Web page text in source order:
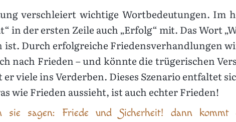
verschleiert wichtige Wortbedeutungen. Im
in der ersten Zeile auch „Erfolg“ mit. Das Wort
ist. Durch erfolgreiche Friedensverhandlungen
nach Frieden – und könnte die trügerischen
viele ins Verderben. Dieses Szenario entfaltet
wie Frieden aussieht, ist auch echter Frieden!
sie sagen: Friede und Sicherheit! dann